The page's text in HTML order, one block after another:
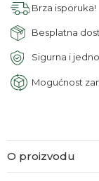
Brza isporuka!
Besplatna
Sigurna i
Mogućnost
O proizvodu